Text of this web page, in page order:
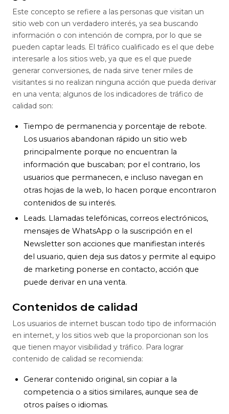
Este concepto se refiere a las personas que visitan un
sitio web con un verdadero interés, ya sea buscando
información o con intención de compra, por lo que se
pueden captar leads. El tráfico cualificado es el que debe
interesarle a los sitios web, ya que es el que puede
generar conversiones, de nada sirve tener miles de
visitantes si no realizan ninguna acción que pueda derivar
en una venta; algunos de los indicadores de tráfico de
calidad son:
Tiempo de permanencia y porcentaje de rebote.
Los usuarios abandonan rápido un sitio web
principalmente porque no encuentran la
información que buscaban; por el contrario, los
usuarios que permanecen, e incluso navegan en
otras hojas de la web, lo hacen porque encontraron
contenidos de su interés.
Leads. Llamadas telefónicas, correos electrónicos,
mensajes de WhatsApp o la suscripción en el
Newsletter son acciones que manifiestan interés
del usuario, quien deja sus datos y permite al equipo
de marketing ponerse en contacto, acción que
puede derivar en una venta.
Contenidos de calidad
Los usuarios de internet buscan todo tipo de información
en internet, y los sitios web que la proporcionan son los
que tienen mayor visibilidad y tráfico. Para lograr
contenido de calidad se recomienda:
Generar contenido original, sin copiar a la
competencia o a sitios similares, aunque sea de
otros países o idiomas.